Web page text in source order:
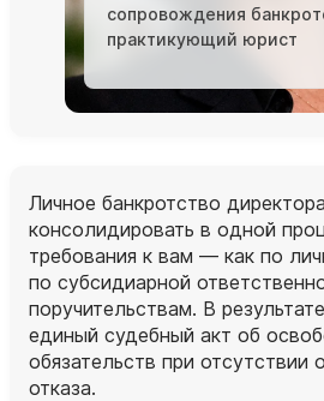
сопровождения
практикующий юрист
Личное банкротство
консолидировать в одной
требования к вам — как по
по субсидиарной
поручительствам. В
единый судебный акт об
обязательств при отсутствии
отказа.